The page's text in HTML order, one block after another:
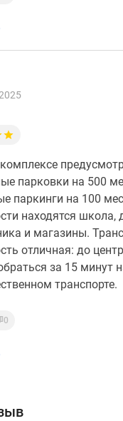
парковки на 500
паркинги на 100
находятся школа,
и магазины.
отличная: до
за 15 минут
транспорте.
0